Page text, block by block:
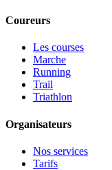
Coureurs
Les courses
Marche
Running
Trail
Triathlon
Organisateurs
Nos services
Tarifs